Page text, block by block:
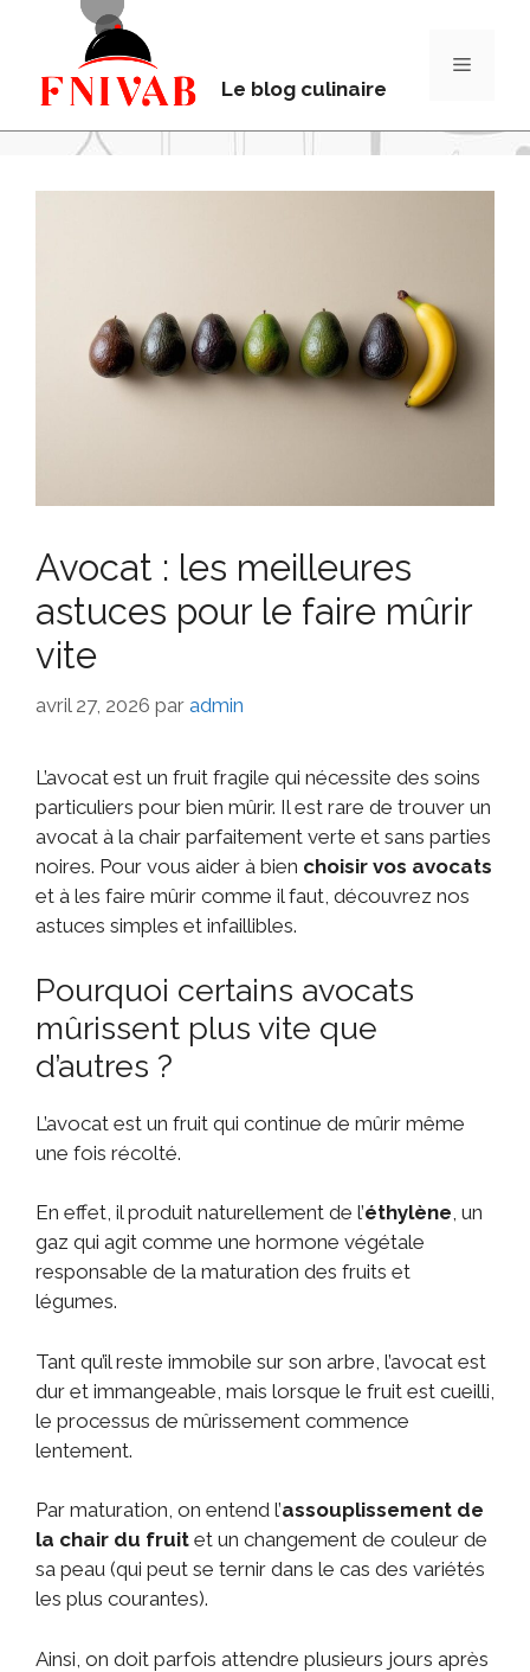
Le blog culinaire
Avocat : les meilleures
astuces pour le faire mûrir
vite
avril 27, 2026 par admin
L’avocat est un fruit fragile qui nécessite des soins
particuliers pour bien mûrir. Il est rare de trouver un
avocat à la chair parfaitement verte et sans parties
noires. Pour vous aider à bien choisir vos avocats
et à les faire mûrir comme il faut, découvrez nos
astuces simples et infaillibles.
Pourquoi certains avocats
mûrissent plus vite que
d’autres ?
L’avocat est un fruit qui continue de mûrir même
une fois récolté.
En effet, il produit naturellement de l’éthylène, un
gaz qui agit comme une hormone végétale
responsable de la maturation des fruits et
légumes.
Tant qu’il reste immobile sur son arbre, l’avocat est
dur et immangeable, mais lorsque le fruit est cueilli,
le processus de mûrissement commence
lentement.
Par maturation, on entend l’assouplissement de
la chair du fruit et un changement de couleur de
sa peau (qui peut se ternir dans le cas des variétés
les plus courantes).
Ainsi, on doit parfois attendre plusieurs jours après